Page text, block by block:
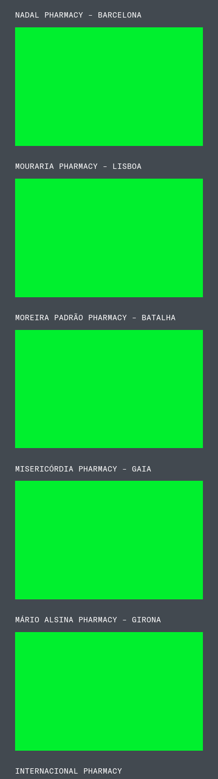
NADAL PHARMACY – BARCELONA
MOURARIA PHARMACY – LISBOA
MOREIRA PADRÃO PHARMACY – BATALHA
MISERICÓRDIA PHARMACY – GAIA
MÁRIO ALSINA PHARMACY – GIRONA
INTERNACIONAL PHARMACY